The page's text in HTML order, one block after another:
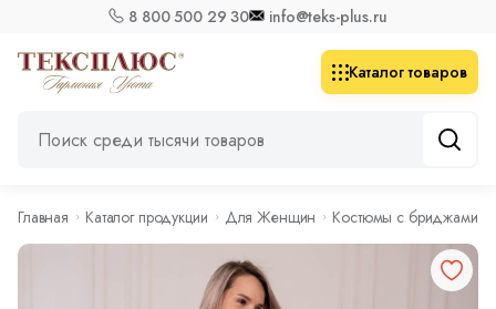
8 800 500 29 30 info@teks-plus.ru
Каталог товаров
Главная Каталог продукции Для Женщин Костюмы с бриджами